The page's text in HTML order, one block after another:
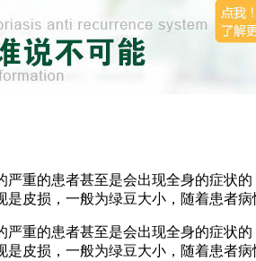
重的患者甚至是会出现全身的症状
皮损，一般为绿豆大小，随着患者
重的患者甚至是会出现全身的症状
皮损，一般为绿豆大小，随着患者